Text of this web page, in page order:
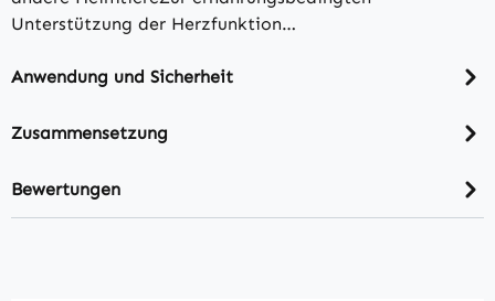
Unterstützung der Herzfunktion…
Anwendung und Sicherheit
Zusammensetzung
Bewertungen